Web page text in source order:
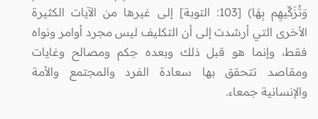
وَتُزَكِّيهِم بِهَا) [103: التوبة] إلى غيرها من الآيات الكثيرة
الأخرى التي أرشدت إلى أن التكليف ليس مجرد أوامر ونواه
فقط، وإنما هو قبل ذلك وبعده حِكم ومصالح وغايات
ومقاصد تتحقق بها سعادة الفرد والمجتمع والأمة
والإنسانية جمعاء.